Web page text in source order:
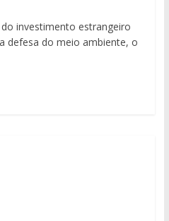
investimento estrangeiro
defesa do meio ambiente, o